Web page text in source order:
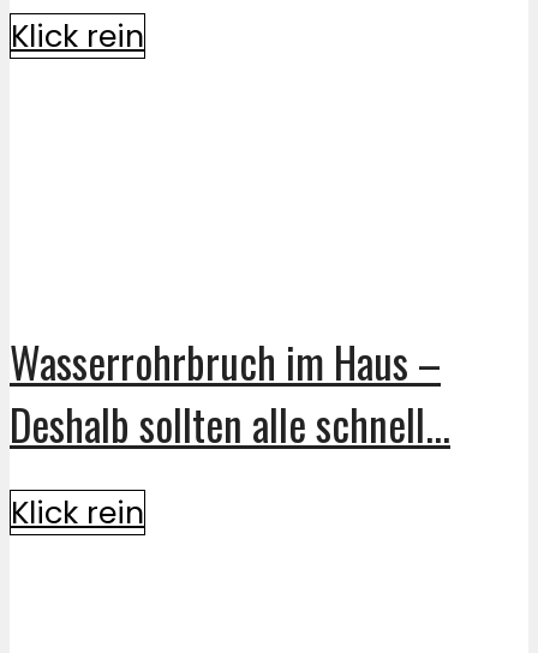
Klick rein
Wasserrohrbruch im Haus –
Deshalb sollten alle schnell...
Klick rein